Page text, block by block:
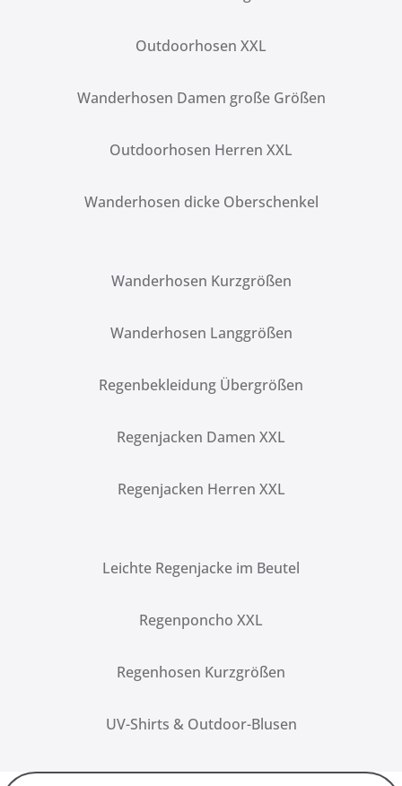
Outdoorhosen XXL
Wanderhosen Damen große Größen
Outdoorhosen Herren XXL
Wanderhosen dicke Oberschenkel
Wanderhosen Kurzgrößen
Wanderhosen Langgrößen
Regenbekleidung Übergrößen
Regenjacken Damen XXL
Regenjacken Herren XXL
Leichte Regenjacke im Beutel
Regenponcho XXL
Regenhosen Kurzgrößen
UV-Shirts & Outdoor-Blusen